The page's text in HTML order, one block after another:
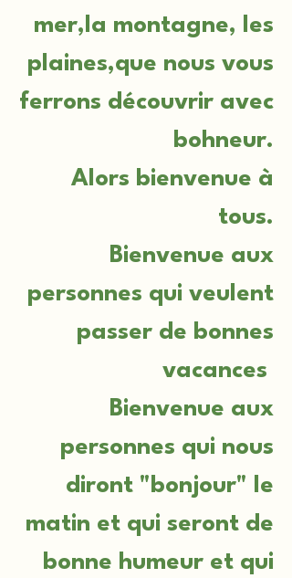
mer,la montagne, les
plaines,que nous vous
ferrons découvrir avec
bohneur.
Alors bienvenue à
tous.
Bienvenue aux
personnes qui veulent
passer de bonnes
vacances
Bienvenue aux
personnes qui nous
diront "bonjour" le
matin et qui seront de
bonne humeur et qui